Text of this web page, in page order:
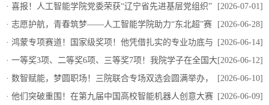
[2026-07-01]
· 喜报！人工智能学院党委荣获“辽宁省先进基层党组织”
称号
[2026-06-28]
· 志愿护航，青春筑梦——人工智能学院助力“东北超”赛
事圆满举行
[2026-06-14]
· 鸿蒙专项赛道！国家级奖项！他凭借扎实的专业功底与
出色的创新设计在第十七届蓝桥杯大赛中实力出圈！
[2026-06-12]
· 一等奖3项、二等奖6项、三等奖7项！我院学子在全国大
学生计算机应用能力与数字素养大赛中喜获佳绩！
[2026-06-10]
· 数智赋能，梦圆职场！三院联合专场双选会圆满举办，
260+优质岗位助力学子就业！
[2026-06-09]
· 他们突破重围！在第九届中国高校智能机器人创意大赛